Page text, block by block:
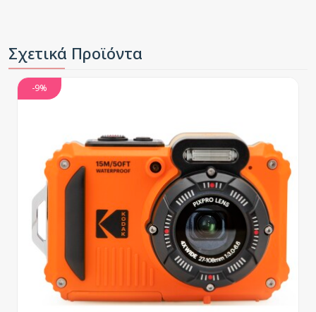
Σχετικά Προϊόντα
-9%